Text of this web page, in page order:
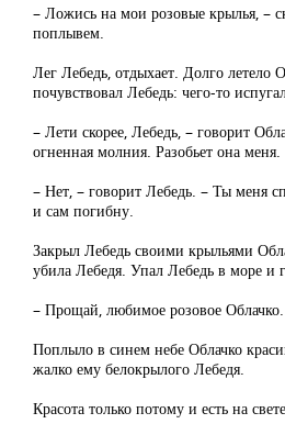
– Ложись на мои розовые крылья, –
поплывем.
Лег Лебедь, отдыхает. Долго летело
почувствовал Лебедь: чего-то
– Лети скорее, Лебедь, – говорит
огненная молния. Разобьет она меня.
– Нет, – говорит Лебедь. – Ты меня
и сам погибну.
Закрыл Лебедь своими крыльями
убила Лебедя. Упал Лебедь в море и
– Прощай, любимое розовое Облачко.
Поплыло в синем небе Облачко
жалко ему белокрылого Лебедя.
Красота только потому и есть на